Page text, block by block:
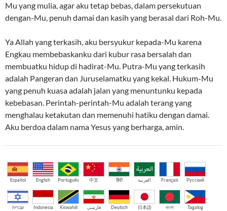
Mu yang mulia, agar aku tetap bebas, dalam persekutuan
dengan-Mu, penuh damai dan kasih yang berasal dari Roh-Mu.
Ya Allah yang terkasih, aku bersyukur kepada-Mu karena
Engkau membebaskanku dari kubur rasa bersalah dan
membuatku hidup di hadirat-Mu. Putra-Mu yang terkasih
adalah Pangeran dan Juruselamatku yang kekal. Hukum-Mu
yang penuh kuasa adalah jalan yang menuntunku kepada
kebebasan. Perintah-perintah-Mu adalah terang yang
menghalau ketakutan dan memenuhi hatiku dengan damai.
Aku berdoa dalam nama Yesus yang berharga, amin.
Español English Português 中文 हिंदी العربية Français Русский
עברית Indonesia Kiswahili فارسی Deutsch 日本語 বাংলা Tagalog